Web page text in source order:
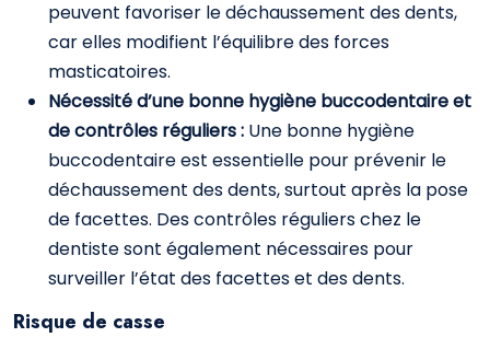
peuvent favoriser le déchaussement des dents,
car elles modifient l’équilibre des forces
masticatoires.
Nécessité d’une bonne hygiène buccodentaire et
de contrôles réguliers : Une bonne hygiène
buccodentaire est essentielle pour prévenir le
déchaussement des dents, surtout après la pose
de facettes. Des contrôles réguliers chez le
dentiste sont également nécessaires pour
surveiller l’état des facettes et des dents.
Risque de casse